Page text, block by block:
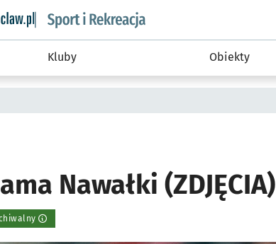
wroclaw.pl podserwis: Sport i rekreacja
Kluby Obiekty
Nawałki (ZDJĘCIA)